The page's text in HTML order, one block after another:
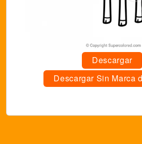
Descargar
Descargar Sin Marca